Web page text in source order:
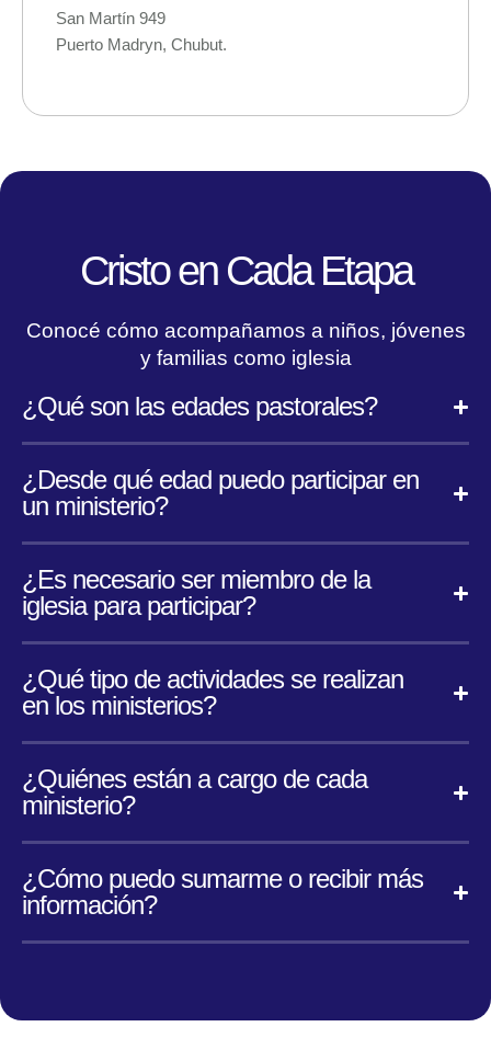
San Martín 949
Puerto Madryn, Chubut.
Cristo en Cada Etapa
Conocé cómo acompañamos a niños, jóvenes
y familias como iglesia
¿Qué son las edades pastorales?
¿Desde qué edad puedo participar en
un ministerio?
¿Es necesario ser miembro de la
iglesia para participar?
¿Qué tipo de actividades se realizan
en los ministerios?
¿Quiénes están a cargo de cada
ministerio?
¿Cómo puedo sumarme o recibir más
información?